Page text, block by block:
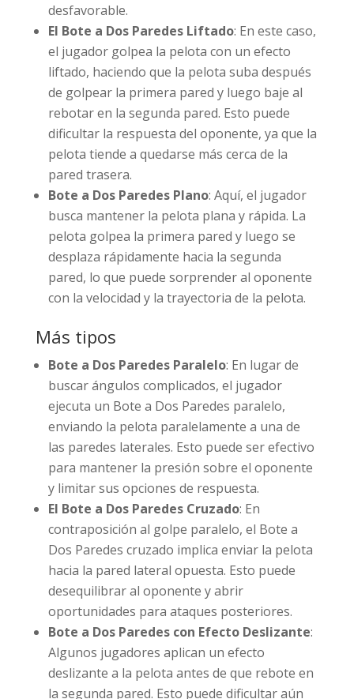
desfavorable.
El Bote a Dos Paredes Liftado: En este caso,
el jugador golpea la pelota con un efecto
liftado, haciendo que la pelota suba después
de golpear la primera pared y luego baje al
rebotar en la segunda pared. Esto puede
dificultar la respuesta del oponente, ya que la
pelota tiende a quedarse más cerca de la
pared trasera.
Bote a Dos Paredes Plano: Aquí, el jugador
busca mantener la pelota plana y rápida. La
pelota golpea la primera pared y luego se
desplaza rápidamente hacia la segunda
pared, lo que puede sorprender al oponente
con la velocidad y la trayectoria de la pelota.
Más tipos
Bote a Dos Paredes Paralelo: En lugar de
buscar ángulos complicados, el jugador
ejecuta un Bote a Dos Paredes paralelo,
enviando la pelota paralelamente a una de
las paredes laterales. Esto puede ser efectivo
para mantener la presión sobre el oponente
y limitar sus opciones de respuesta.
El Bote a Dos Paredes Cruzado: En
contraposición al golpe paralelo, el Bote a
Dos Paredes cruzado implica enviar la pelota
hacia la pared lateral opuesta. Esto puede
desequilibrar al oponente y abrir
oportunidades para ataques posteriores.
Bote a Dos Paredes con Efecto Deslizante:
Algunos jugadores aplican un efecto
deslizante a la pelota antes de que rebote en
la segunda pared. Esto puede dificultar aún